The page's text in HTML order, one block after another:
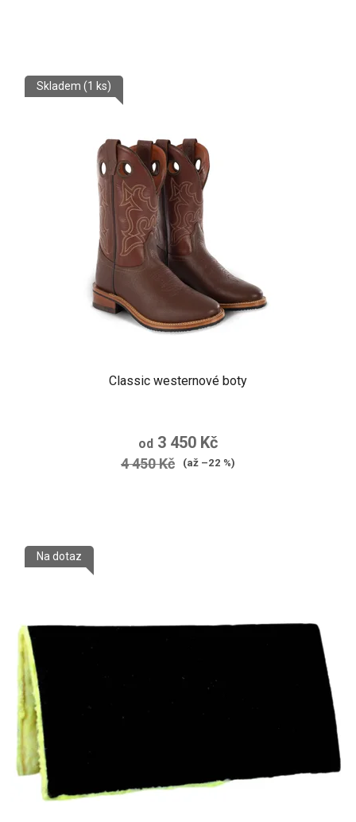
Classic westernové boty
Skladem (1 ks)
od 3 450 Kč
4 450 Kč (až –22 %)
Na dotaz